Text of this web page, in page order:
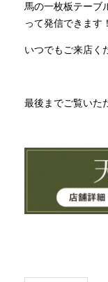
馬の一枚板テーブ
って発信できます！
いつでもご来店く
最後までご覧いた